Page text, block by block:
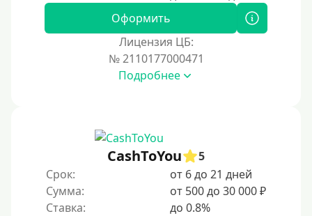
Оформить
Лицензия ЦБ:
№ 2110177000471
Подробнее
CashToYou
5
Срок:
от 6 до 21 дней
Сумма:
от 500 до 30 000 ₽
Ставка:
до 0.8%